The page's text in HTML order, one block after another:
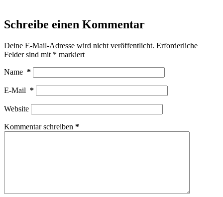
Schreibe einen Kommentar
Deine E-Mail-Adresse wird nicht veröffentlicht. Erforderliche
Felder sind mit * markiert
Name *
E-Mail *
Website
Kommentar schreiben *